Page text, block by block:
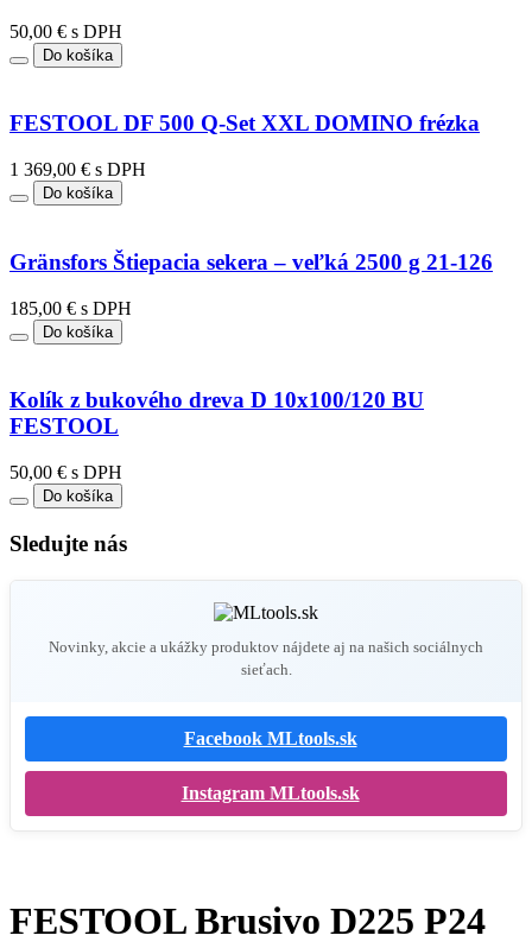
50,00 € s DPH
Do košíka
FESTOOL DF 500 Q-Set XXL DOMINO frézka
1 369,00 € s DPH
Do košíka
Gränsfors Štiepacia sekera – veľká 2500 g 21-126
185,00 € s DPH
Do košíka
Kolík z bukového dreva D 10x100/120 BU
FESTOOL
50,00 € s DPH
Do košíka
Sledujte nás
Novinky, akcie a ukážky produktov nájdete aj na našich sociálnych
sieťach.
Facebook MLtools.sk
Instagram MLtools.sk
FESTOOL Brusivo D225 P24